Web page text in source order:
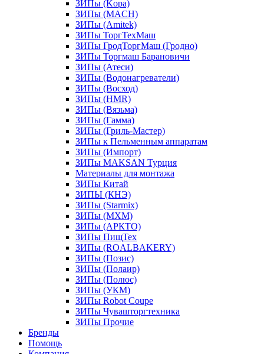
ЗИПы (Kopa)
ЗИПы (MACH)
ЗИПы (Amitek)
ЗИПы ТоргТехМаш
ЗИПы ГродТоргМаш (Гродно)
ЗИПы Торгмаш Барановичи
ЗИПы (Атеси)
ЗИПы (Водонагреватели)
ЗИПы (Восход)
ЗИПы (HMR)
ЗИПы (Вязьма)
ЗИПы (Гамма)
ЗИПы (Гриль-Мастер)
ЗИПы к Пельменным аппаратам
ЗИПы (Импорт)
ЗИПы MAKSAN Турция
Материалы для монтажа
ЗИПы Китай
ЗИПЫ (КНЭ)
ЗИПы (Starmix)
ЗИПы (МХМ)
ЗИПы (АРКТО)
ЗИПы ПищТех
ЗИПы (ROALBAKERY)
ЗИПы (Позис)
ЗИПы (Полаир)
ЗИПы (Полюс)
ЗИПы (УКМ)
ЗИПы Robot Coupe
ЗИПы Чувашторгтехника
ЗИПы Прочие
Бренды
Помощь